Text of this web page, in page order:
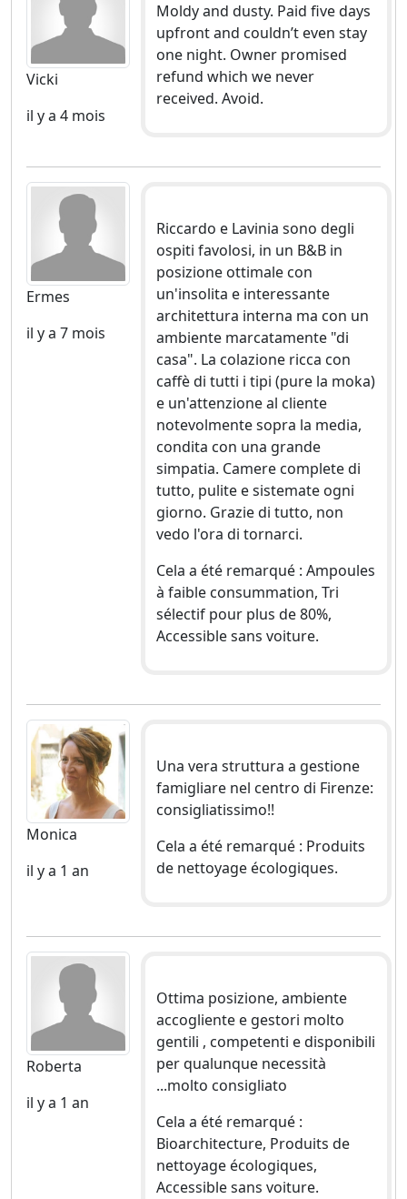
Vicki
il y a 4 mois
Moldy and dusty. Paid five days
upfront and couldn’t even stay
one night. Owner promised
refund which we never
received. Avoid.
Ermes
il y a 7 mois
Riccardo e Lavinia sono degli
ospiti favolosi, in un B&B in
posizione ottimale con
un'insolita e interessante
architettura interna ma con un
ambiente marcatamente "di
casa". La colazione ricca con
caffè di tutti i tipi (pure la moka)
e un'attenzione al cliente
notevolmente sopra la media,
condita con una grande
simpatia. Camere complete di
tutto, pulite e sistemate ogni
giorno. Grazie di tutto, non
vedo l'ora di tornarci.
Cela a été remarqué : Ampoules
à faible consummation, Tri
sélectif pour plus de 80%,
Accessible sans voiture.
Monica
il y a 1 an
Una vera struttura a gestione
famigliare nel centro di Firenze:
consigliatissimo!!
Cela a été remarqué : Produits
de nettoyage écologiques.
Roberta
il y a 1 an
Ottima posizione, ambiente
accogliente e gestori molto
gentili , competenti e disponibili
per qualunque necessità
...molto consigliato
Cela a été remarqué :
Bioarchitecture, Produits de
nettoyage écologiques,
Accessible sans voiture.